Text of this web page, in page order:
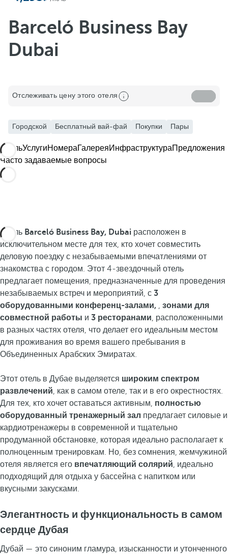
Barceló Business Bay
Dubai
Отслеживать цену этого отеля
Городской Бесплатный вай-фай Покупки Пары
ОтельУслугиНомераГалереяИнфраструктураПредложения
Часто задаваемые вопросы
Отель Barceló Business Bay, Dubai расположен в
исключительном месте для тех, кто хочет совместить
деловую поездку с незабываемыми впечатлениями от
знакомства с городом. Этот 4-звездочный отель
предлагает помещения, предназначенные для проведения
незабываемых встреч и мероприятий, с 3
оборудованными конференц-залами, , зонами для
совместной работы и 3 ресторанами, расположенными
в разных частях отеля, что делает его идеальным местом
для проживания во время вашего пребывания в
Объединенных Арабских Эмиратах.
Этот отель в Дубае выделяется широким спектром
развлечений, как в самом отеле, так и в его окрестностях.
Для тех, кто хочет оставаться активным, полностью
оборудованный тренажерный зал предлагает силовые и
кардиотренажеры в современной и тщательно
продуманной обстановке, которая идеально располагает к
полноценным тренировкам. Но, без сомнения, жемчужиной
отеля является его впечатляющий солярий, идеально
подходящий для отдыха у бассейна с напитком или
вкусными закусками.
Элегантность и функциональность в самом
сердце Дубая
Дубай — это синоним гламура, изысканности и утонченного